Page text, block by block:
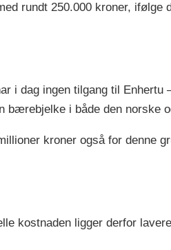
rundt 250.000 kroner, ifølge
i dag ingen tilgang til Enhertu
i både den norske
kroner også for denne
kostnaden ligger derfor